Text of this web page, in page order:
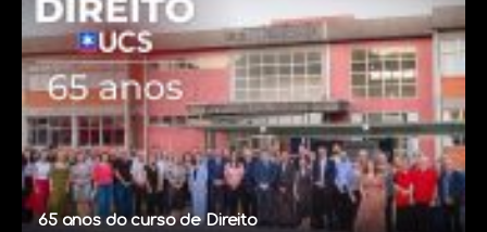
65 anos do curso de Direito